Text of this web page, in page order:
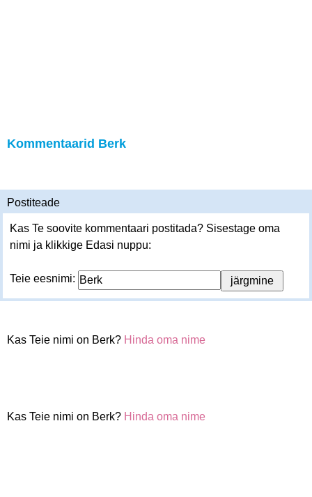
Kommentaarid Berk
Postiteade
Kas Te soovite kommentaari postitada? Sisestage oma
nimi ja klikkige Edasi nuppu:
Teie eesnimi:
Kas Teie nimi on Berk? Hinda oma nime
Kas Teie nimi on Berk? Hinda oma nime